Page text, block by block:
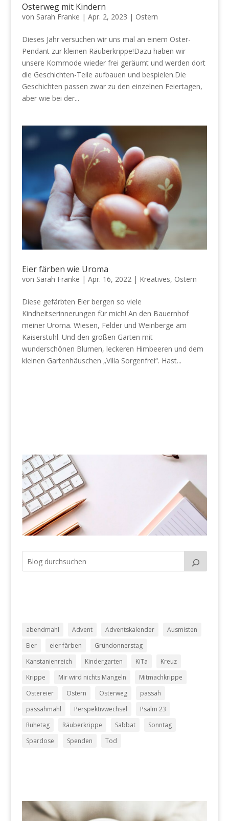
Osterweg mit Kindern
von Sarah Franke | Apr. 2, 2023 | Ostern
Dieses Jahr versuchen wir uns mal an einem Oster-
Pendant zur kleinen Räuberkrippe!Dazu haben wir
unsere Kommode wieder frei geräumt und werden dort
die Geschichten-Teile aufbauen und bespielen.Die
Geschichten passen zwar zu den einzelnen Feiertagen,
aber wie bei der...
Eier färben wie Uroma
von Sarah Franke | Apr. 16, 2022| Kreatives, Ostern
Diese gefärbten Eier bergen so viele
Kindheitserinnerungen für mich! An den Bauernhof
meiner Uroma. Wiesen, Felder und Weinberge am
Kaiserstuhl. Und den großen Garten mit
wunderschönen Blumen, leckeren Himbeeren und dem
kleinen Gartenhäuschen „Villa Sorgenfrei“. Hast...
abendmahl Advent Adventskalender
Ausmisten
Eier
eier färben
Gründonnerstag
Kanstanienreich
Kindergarten KiTa
Kreuz
Krippe
Mir wird nichts Mangeln
Mitmachkrippe
Ostereier
Ostern Osterweg
passah
passahmahl
Perspektivwechsel
Psalm 23
Ruhetag
Räuberkrippe Sabbat
Sonntag
Spardose
Spenden Tod